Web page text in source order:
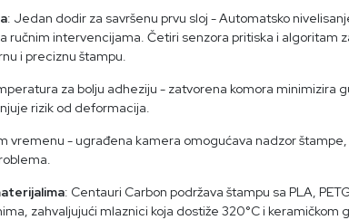
: Jedan dodir za savršenu prvu sloj - Automatsko
ručnim intervencijama. Četiri senzora pritiska i algoritam
i preciznu štampu.
za bolju adheziju - zatvorena komora minimizira
rizik od deformacija.
vremenu - ugrađena kamera omogućava nadzor
: Centauri Carbon podržava štampu sa PLA,
zahvaljujući mlaznici koja dostiže 320°C i keramičkom